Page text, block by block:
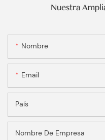
Nuestra
Nombre
Email
País
Nombre De Empresa